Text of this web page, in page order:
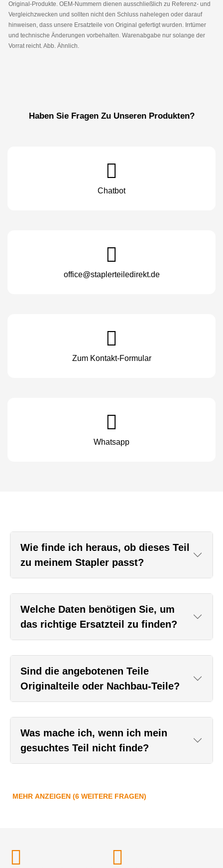
Original-Produkte. OEM-Nummern dienen ausschließlich zu Referenz- und
Vergleichzwecken und sollten nicht den Schluss nahelegen oder darauf
hinweisen, dass unsere Ersatzteile von Original gefertigt wurden. Irrtümer
und technische Änderungen vorbehalten. Warenabgabe nur solange der
Vorrat reicht. Abb. Ähnlich.
Haben Sie Fragen Zu Unseren Produkten?
Chatbot
office@staplerteiledirekt.de
Zum Kontakt-Formular
Whatsapp
Wie finde ich heraus, ob dieses Teil
zu meinem Stapler passt?
Welche Daten benötigen Sie, um
das richtige Ersatzteil zu finden?
Sind die angebotenen Teile
Originalteile oder Nachbau-Teile?
Was mache ich, wenn ich mein
gesuchtes Teil nicht finde?
MEHR ANZEIGEN (6 WEITERE FRAGEN)